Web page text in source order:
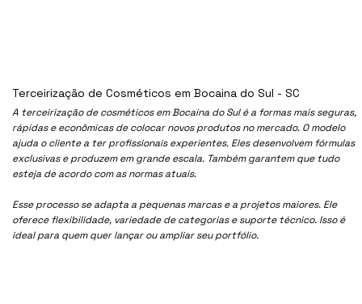
A terceirização de cosméticos em Bocaina do Sul é a formas mais seguras,
rápidas e econômicas de colocar novos produtos no mercado. O modelo
ajuda o cliente a ter profissionais experientes. Eles desenvolvem fórmulas
exclusivas e produzem em grande escala. Também garantem que tudo
esteja de acordo com as normas atuais.
Esse processo se adapta a pequenas marcas e a projetos maiores. Ele
oferece flexibilidade, variedade de categorias e suporte técnico. Isso é
ideal para quem quer lançar ou ampliar seu portfólio.
Terceirização de Cosméticos em Bocaina do Sul - SC